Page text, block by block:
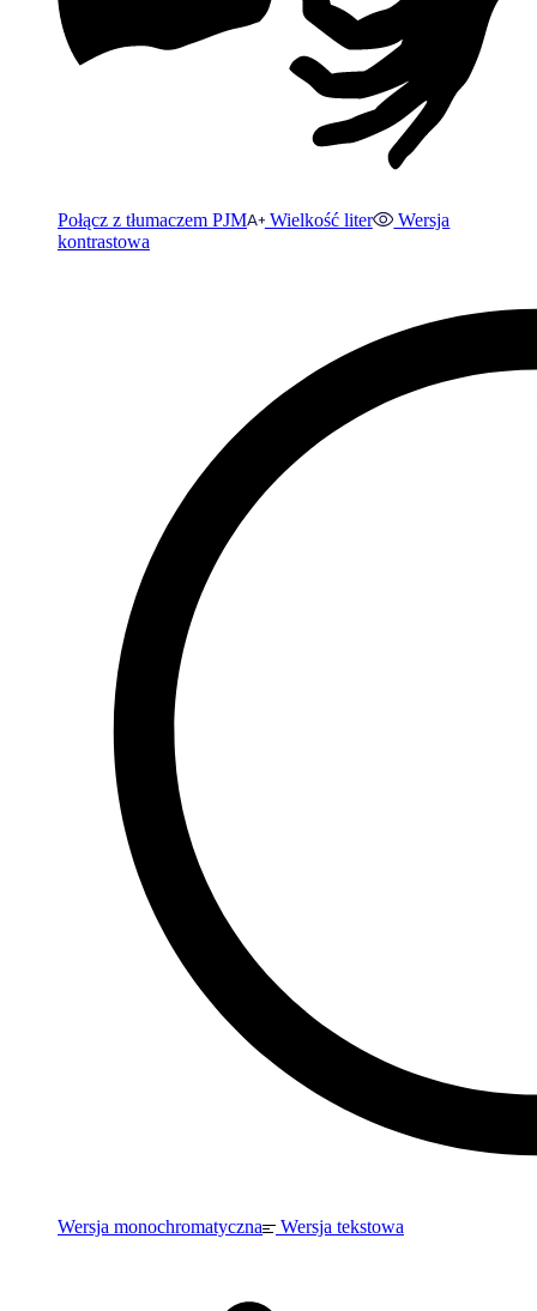
Połącz z tłumaczem PJM Wielkość liter
Wersja
kontrastowa
Wersja monochromatyczna Wersja tekstowa